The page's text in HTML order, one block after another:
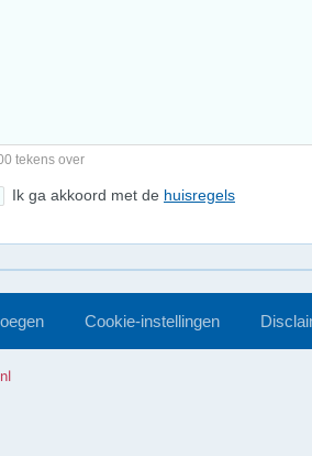
tekens over
Ik ga akkoord met de huisregels
Cookie-instellingen